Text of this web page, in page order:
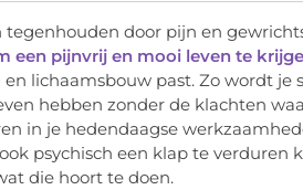
door pijn en
een pijnvrij en mooi leven te
lichaamsbouw past. Zo wordt je
hebben zonder de klachten
in je hedendaagse
psychisch een klap te verduren
die hoort te doen.